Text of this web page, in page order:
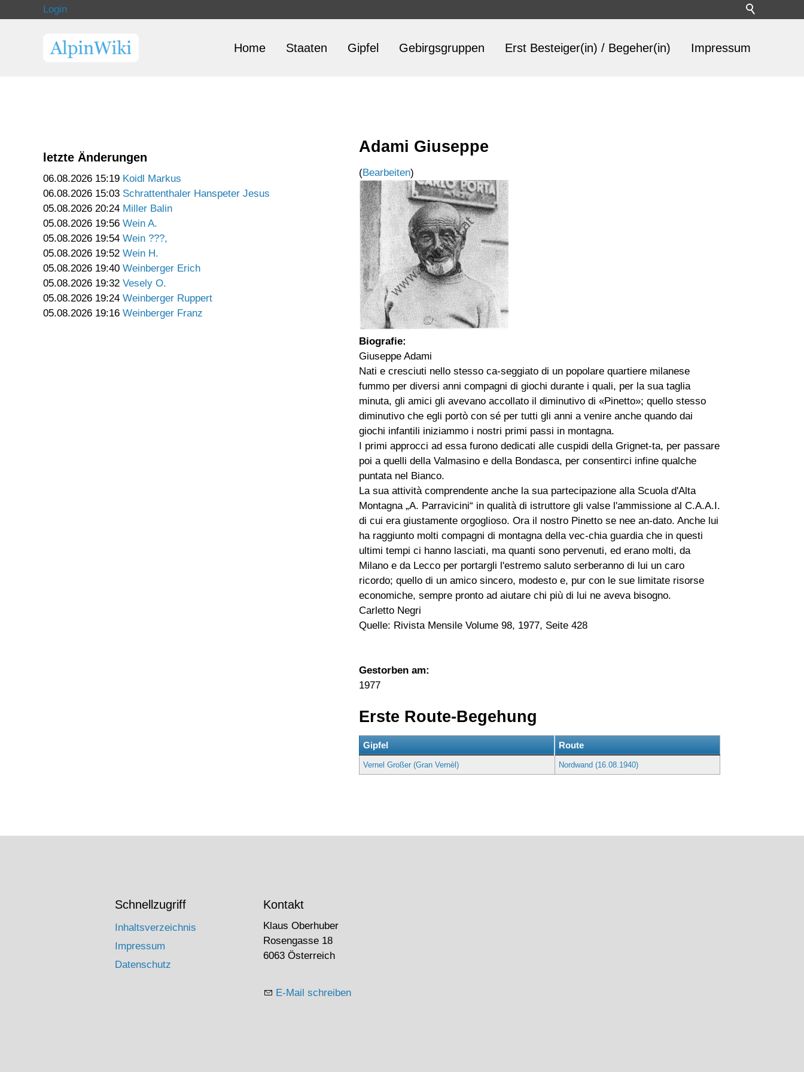
Login
Home Staaten Gipfel Gebirgsgruppen Erst Besteiger(in) / Begeher(in) Impressum
letzte Änderungen
06.08.2026 15:19 Koidl Markus
06.08.2026 15:03 Schrattenthaler Hanspeter Jesus
05.08.2026 20:24 Miller Balin
05.08.2026 19:56 Wein A.
05.08.2026 19:54 Wein ???,
05.08.2026 19:52 Wein H.
05.08.2026 19:40 Weinberger Erich
05.08.2026 19:32 Vesely O.
05.08.2026 19:24 Weinberger Ruppert
05.08.2026 19:16 Weinberger Franz
Adami Giuseppe
(Bearbeiten)
Biografie:
Giuseppe Adami
Nati e cresciuti nello stesso ca-seggiato di un popolare quartiere milanese
fummo per diversi anni compagni di giochi durante i quali, per la sua taglia
minuta, gli amici gli avevano accollato il diminutivo di «Pinetto»; quello stesso
diminutivo che egli portò con sé per tutti gli anni a venire anche quando dai
giochi infantili iniziammo i nostri primi passi in montagna.
I primi approcci ad essa furono dedicati alle cuspidi della Grignet-ta, per passare
poi a quelli della Valmasino e della Bondasca, per consentirci infine qualche
puntata nel Bianco.
La sua attività comprendente anche la sua partecipazione alla Scuola d'Alta
Montagna „A. Parravicini“ in qualità di istruttore gli valse l'ammissione al C.A.A.I.
di cui era giustamente orgoglioso. Ora il nostro Pinetto se nee an-dato. Anche lui
ha raggiunto molti compagni di montagna della vec-chia guardia che in questi
ultimi tempi ci hanno lasciati, ma quanti sono pervenuti, ed erano molti, da
Milano e da Lecco per portargli l'estremo saluto serberanno di lui un caro
ricordo; quello di un amico sincero, modesto e, pur con le sue limitate risorse
economiche, sempre pronto ad aiutare chi più di lui ne aveva bisogno.
Carletto Negri
Quelle: Rivista Mensile Volume 98, 1977, Seite 428
Gestorben am:
1977
Erste Route-Begehung
Gipfel Route
Vernel Großer (Gran Vernèl) Nordwand (16.08.1940)
Schnellzugriff
Inhaltsverzeichnis
Impressum
Datenschutz
Kontakt
Klaus Oberhuber
Rosengasse 18
6063 Österreich
E-Mail schreiben